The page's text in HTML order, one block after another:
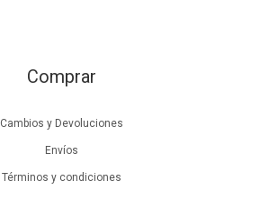
Comprar
Cambios y Devoluciones
Envíos
Términos y condiciones